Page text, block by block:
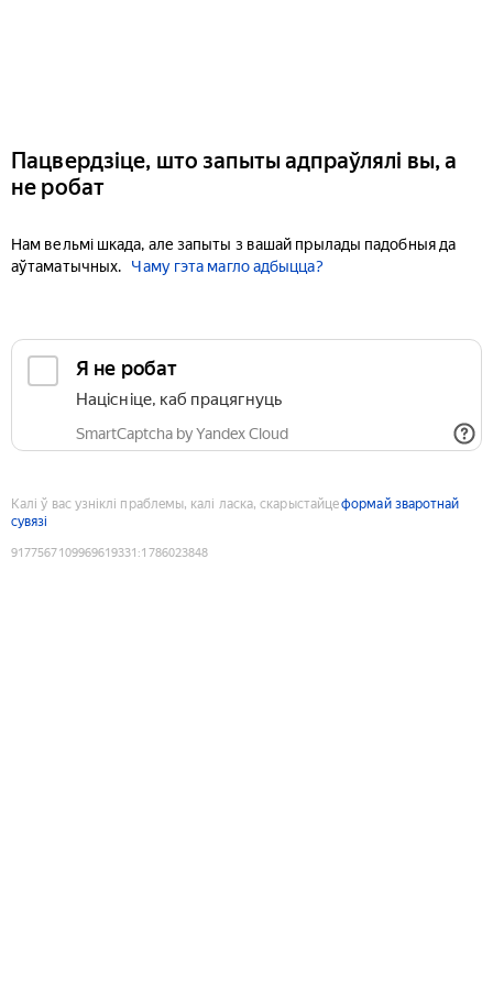
Пацвердзіце, што запыты адпраўлялі вы, а
не робат
Нам вельмі шкада, але запыты з вашай прылады падобныя да
аўтаматычных.
Чаму гэта магло адбыцца?
Я не робат
Націсніце, каб працягнуць
SmartCaptcha by Yandex Cloud
Калі ў вас узніклі праблемы, калі ласка, скарыстайцеформай зваротнай
сувязі
9177567109969619331 :1786023848